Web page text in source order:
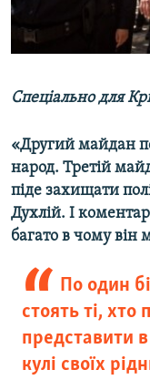
СВІДЧЕННЯ ОКУПАЦІЇ
УКРАЇНСЬКА
Qırımtatar
Усі сайти RFE/RL
Спеціально для
«Другий майдан
народ. Третій
піде захищати
Духлій. І
багато в чому він
По один
стоять ті,
представити
кулі своїх